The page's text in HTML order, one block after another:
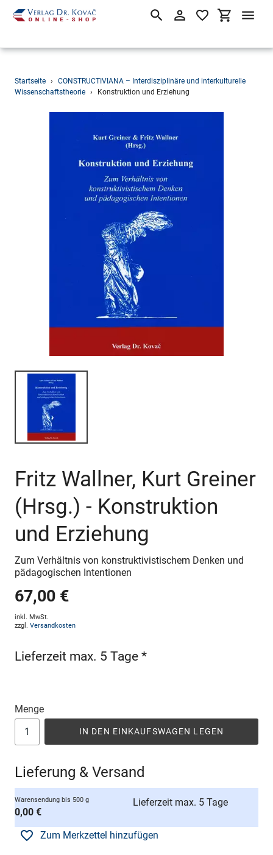
Direkt
zum
SuchenEinloggen
Startseite ›
CONSTRUCTIVIANA – Interdisziplinäre und interkulturelle
Wissenschaftstheorie › Konstruktion und Erziehung
Fritz Wallner, Kurt Greiner
(Hrsg.) - Konstruktion
und Erziehung
Zum Verhältnis von konstruktivistischem Denken und
pädagogischen Intentionen
67,00 €
inkl. MwSt.
zzgl. Versandkosten
Lieferzeit max. 5 Tage *
Menge
IN DEN EINKAUFSWAGEN LEGEN
Lieferung & Versand
Warensendung bis 500 g
0,00 €
Lieferzeit max. 5 Tage
Zum Merkzettel hinzufügen